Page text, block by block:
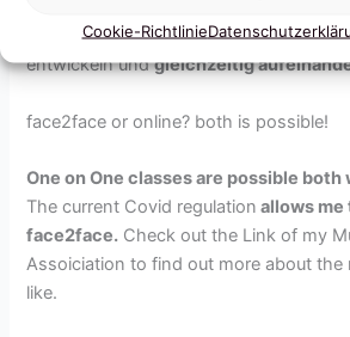
Cookie-Richtlinie
Lasst uns also weiterhin üben, singen,
entwickeln undgleichzeitig
face2face or online? both is possible!
One on One classes are possible both
The current Covid regulation allows me
face2face. Check out the Link of my
Assoiciation to find out more about the
like.